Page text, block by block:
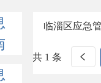
临淄区应急
共 1 条